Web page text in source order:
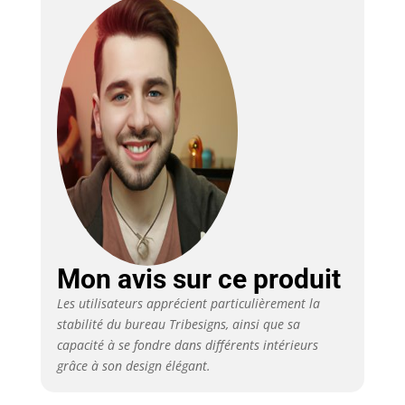
rendent ce bureau
super robuste, et
la conception en
triangle soudé
offre une stabilité
supplémentaire à
cette table
d'ordinateur.
【Surface de
travail spacieuse &
espace pour les
jambes】Avec une
x 70x 75 cm, la
grande surface du
bureau offre
beaucoup de place
pour Bureau
Informatique , des
Mon avis sur ce produit
Les utilisateurs apprécient particulièrement la
stabilité du bureau Tribesigns, ainsi que sa
capacité à se fondre dans différents intérieurs
grâce à son design élégant.